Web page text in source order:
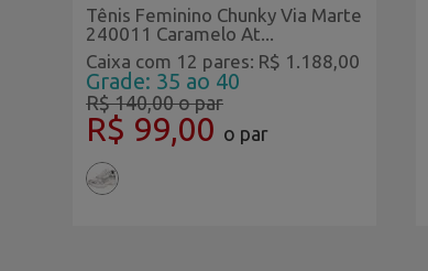
Tênis Feminino Chunky Via Marte
240011 Caramelo At...
Caixa com 12 pares: R$ 1.188,00
Grade: 35 ao 40
R$ 140,00o par
R$ 99,00 o par